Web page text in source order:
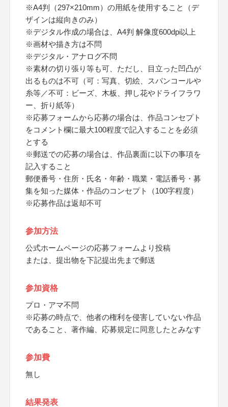
※A4判（297×210mm）の用紙を使用すること（デ
ザインは縦向きのみ）
※デジタル作成の場合は、A4判 解像度600dpi以上
※画材や描き方は不問
※デジタル・アナログ不問
※素材の切り張り等も可、ただし、目立った凹凸が
出るものは不可（可：写真、切絵、スパンコールや
糸等／不可：ビーズ、木板、押し花やドライフラワ
ー、折り紙等）
※応募フォームから応募の場合は、作品コンセプト
をコメント欄に最大100程度で記入することを必須
とする
※郵送での応募の場合は、作品裏面に以下の事項を
記入すること
郵便番号・住所・氏名・年齢・職業・電話番号・募
集を知った媒体・作品のコンセプト（100字程度）
※応募作品は返却不可
参加方法
公式ホームページの応募フォームより投稿
または、提出物を下記提出先まで郵送
参加資格
プロ・アマ不問
※応募の時点で、他者の権利を侵害していない作品
であること、著作編、応募規定に同意したとみなす
参加費
無し
結果発表